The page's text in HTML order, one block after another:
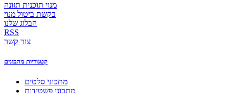
מנוי תוכנית תזונה
בקשת ביטול מנוי
הבלוג שלנו
RSS
צור קשר
קטגוריות מתכונים
מתכוני סלטים
מתכוני פשטידות